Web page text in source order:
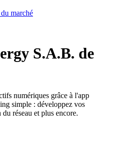
marché
S.A.B. de
numériques grâce à l'app
simple : développez vos
réseau et plus encore.